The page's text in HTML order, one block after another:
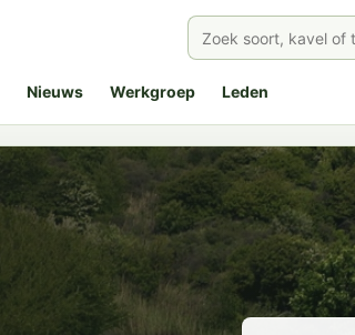
Nieuws Werkgroep Leden